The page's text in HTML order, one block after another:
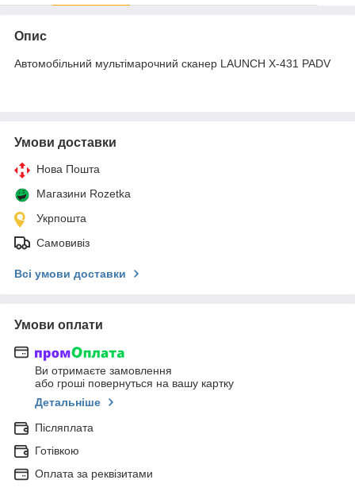
Опис
Автомобільний мультімарочний сканер LAUNCH X-431 PADV
Умови доставки
Нова Пошта
Магазини Rozetka
Укрпошта
Самовивіз
Всі умови доставки
Умови оплати
Ви отримаєте замовлення
або гроші повернуться на вашу картку
Детальніше
Післяплата
Готівкою
Оплата за реквізитами